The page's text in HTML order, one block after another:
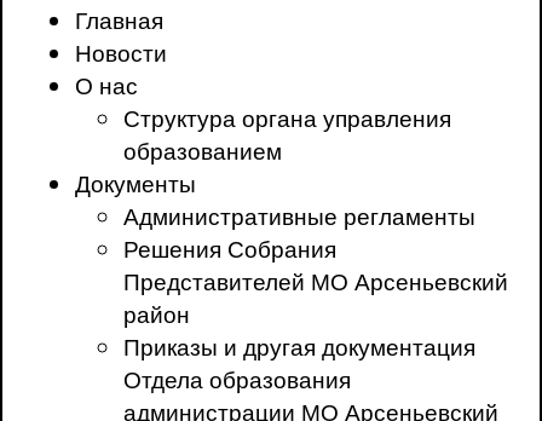
Главная
Новости
О нас
Структура органа управления
образованием
Документы
Административные регламенты
Решения Собрания
Представителей МО Арсеньевский
район
Приказы и другая документация
Отдела образования
администрации МО Арсеньевский